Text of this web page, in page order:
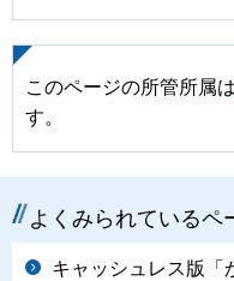
このページの所管所属は
す。
よくみられているペ
キャッシュレス版「